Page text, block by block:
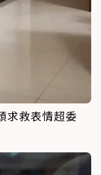
求救表情超委